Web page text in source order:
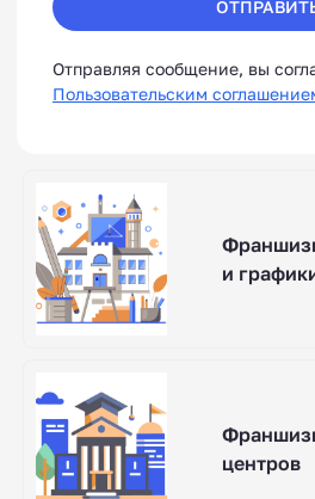
Отправляя сообщение, вы
Пользовательским
и
центров